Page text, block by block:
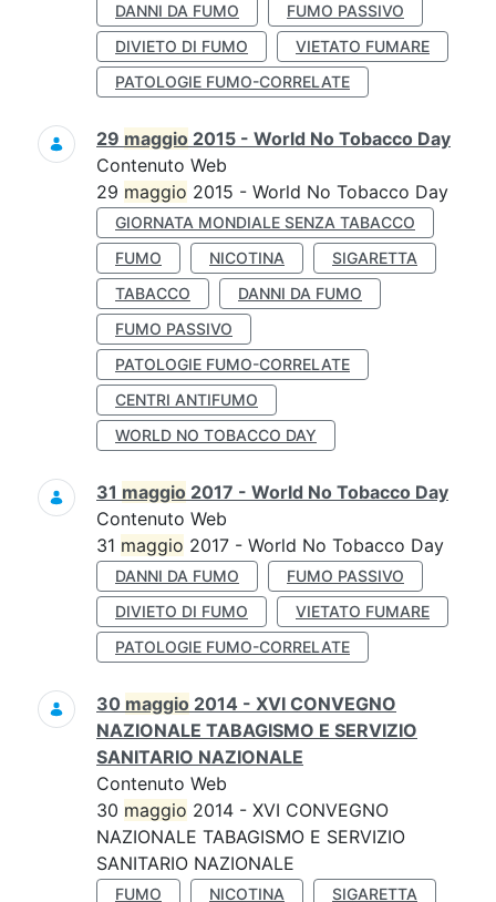
DANNI DA FUMO
FUMO PASSIVO
DIVIETO DI FUMO
VIETATO FUMARE
PATOLOGIE FUMO-CORRELATE
29 maggio 2015 - World No Tobacco Day
Contenuto Web
29 maggio 2015 - World No Tobacco Day
GIORNATA MONDIALE SENZA TABACCO
FUMO
NICOTINA
SIGARETTA
TABACCO
DANNI DA FUMO
FUMO PASSIVO
PATOLOGIE FUMO-CORRELATE
CENTRI ANTIFUMO
WORLD NO TOBACCO DAY
31 maggio 2017 - World No Tobacco Day
Contenuto Web
31 maggio 2017 - World No Tobacco Day
DANNI DA FUMO
FUMO PASSIVO
DIVIETO DI FUMO
VIETATO FUMARE
PATOLOGIE FUMO-CORRELATE
30 maggio 2014 - XVI CONVEGNO
NAZIONALE TABAGISMO E SERVIZIO
SANITARIO NAZIONALE
Contenuto Web
30 maggio 2014 - XVI CONVEGNO
NAZIONALE TABAGISMO E SERVIZIO
SANITARIO NAZIONALE
FUMO NICOTINA
SIGARETTA